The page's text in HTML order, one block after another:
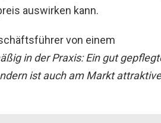
auswirken kann.
von einem
in der Praxis: Ein gut
ist auch am Markt